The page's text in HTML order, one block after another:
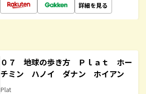
詳細を見る
０７ 地球の歩き方 Ｐｌａｔ ホー
チミン ハノイ ダナン ホイアン
Plat